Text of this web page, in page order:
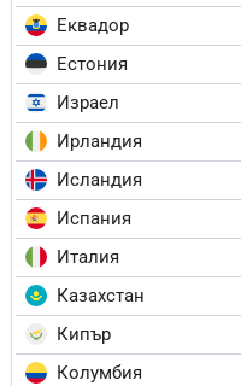
Еквадор
Естония
Израел
Ирландия
Исландия
Испания
Италия
Казахстан
Кипър
Колумбия